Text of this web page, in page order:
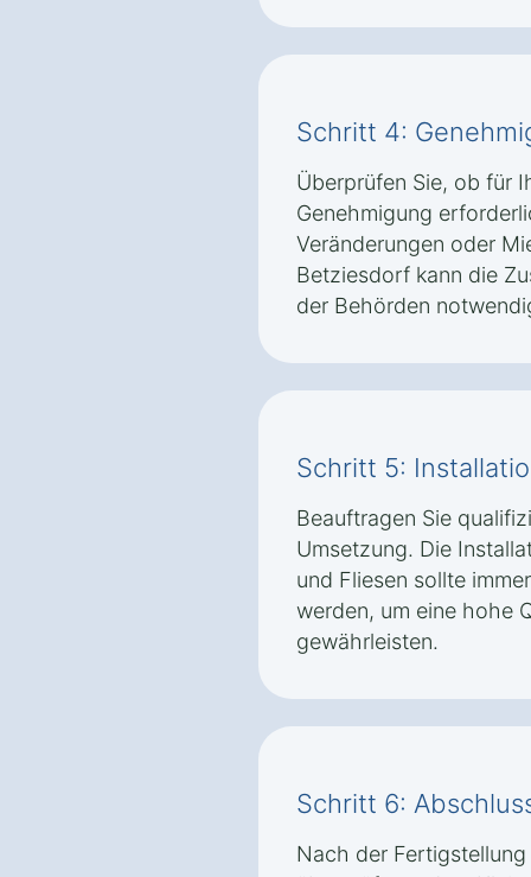
Schritt 4:
Überprüfen Sie, ob für
Genehmigung
Veränderungen oder
Betziesdorf kann die
der Behörden
Schritt 5:
Beauftragen Sie
Umsetzung. Die
und Fliesen sollte
werden, um eine hohe
gewährleisten.
Schritt 6:
Nach der